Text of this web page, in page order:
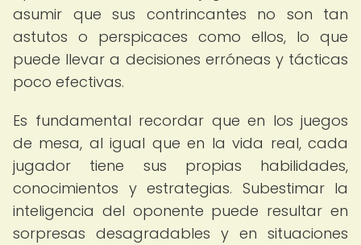
asumir que sus contrincantes no son tan
astutos o perspicaces como ellos, lo que
puede llevar a decisiones erróneas y tácticas
poco efectivas.
Es fundamental recordar que en los juegos
de mesa, al igual que en la vida real, cada
jugador tiene sus propias habilidades,
conocimientos y estrategias. Subestimar la
inteligencia del oponente puede resultar en
sorpresas desagradables y en situaciones